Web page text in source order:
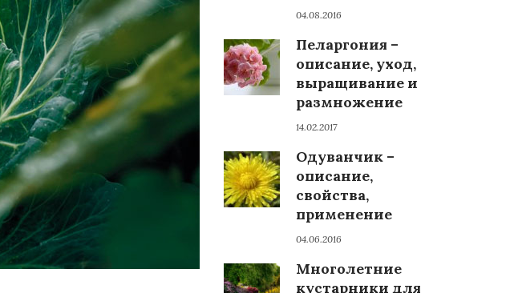
04.08.2016
Пеларгония –
описание, уход,
выращивание и
размножение
14.02.2017
Одуванчик –
описание,
свойства,
применение
04.06.2016
Многолетние
кустарники для